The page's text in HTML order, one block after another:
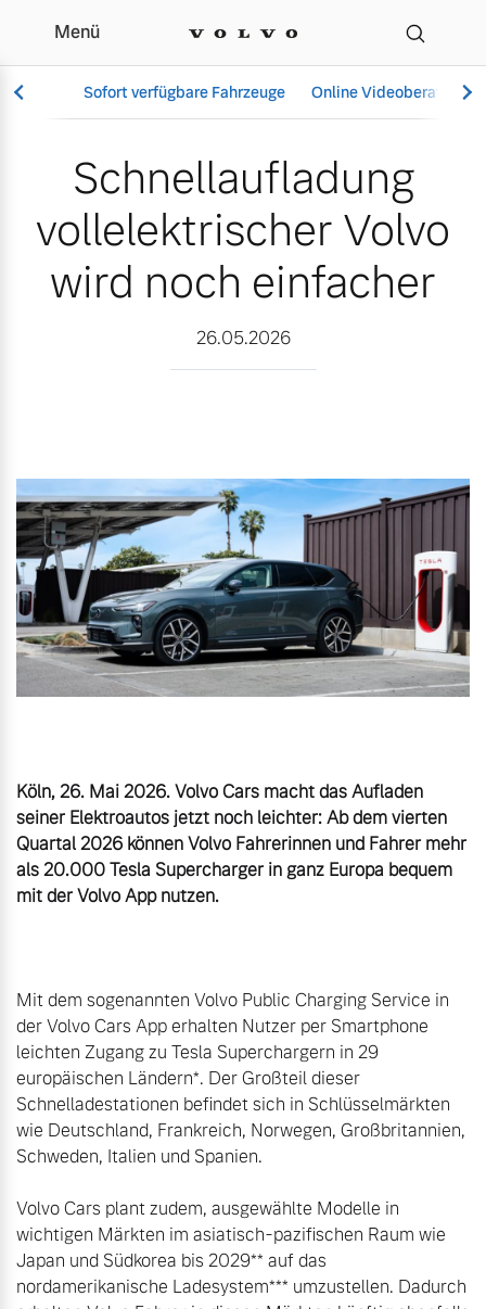
Schnellaufladung
Menü
Sofort verfügbare Fahrzeuge Online Videoberatung
Vollelektrisch
6 Modelle
Mild-Hybrid
4 Modelle
Editionsmodelle
Konnektivität
Fahrzeug konfigurieren
Sofort verfügbare Fahrzeuge
Volvo Selekt
Gebrauchtwagen
Die Neuwagenalternative
Mehr erfahren
Aktuelle Angebote
Geschäftskunden
Volvo Gebrauchtwagenbörse
Gebrauchtwagen
Volvo kauft Ihr Auto
Service by Volvo
Volvo Winter- und
Sommer Kompletträder.
Bitte sprechen Sie uns
direkt an.
Mehr erfahren
Frühjahrscheck
Entdecken Sie unsere
saisonalen Angebote.
Unser Team
Kontakt und Anfahrt
Karriere
Kooperationspartner
Unsere News & Events
Schnellaufladung
vollelektrischer Volvo
wird noch einfacher
26.05.2026
Köln, 26. Mai 2026. Volvo Cars macht das Aufladen
seiner Elektroautos jetzt noch leichter: Ab dem vierten
Quartal 2026 können Volvo Fahrerinnen und Fahrer mehr
als 20.000 Tesla Supercharger in ganz Europa bequem
Mit dem sogenannten Volvo Public Charging Service in
der Volvo Cars App erhalten Nutzer per Smartphone
leichten Zugang zu Tesla Superchargern in 29
europäischen Ländern*. Der Großteil dieser
Schnelladestationen befindet sich in Schlüsselmärkten
wie Deutschland, Frankreich, Norwegen, Großbritannien,
Schweden, Italien und Spanien.
Volvo Cars plant zudem, ausgewählte Modelle in
wichtigen Märkten im asiatisch-pazifischen Raum wie
Japan und Südkorea bis 2029** auf das
nordamerikanische Ladesystem*** umzustellen. Dadurch